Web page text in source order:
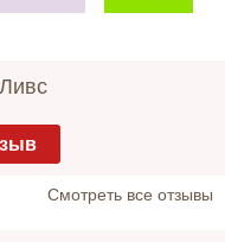
Cмотреть все отзывы